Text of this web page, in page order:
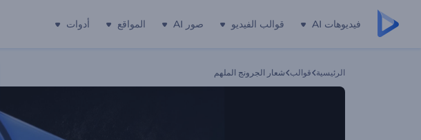
فيديوهات AI قوالب الفيديو صور AI المواقع أدوات
الرئيسية قوالب شعار الجرونج الملهم